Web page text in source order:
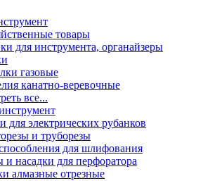
товары
для инструмента, органайзеры
газовые
канатно-веревочные
все...
для электрических рубанков
и труборезы
для шлифования
и насадки для перфоратора
алмазные отрезные